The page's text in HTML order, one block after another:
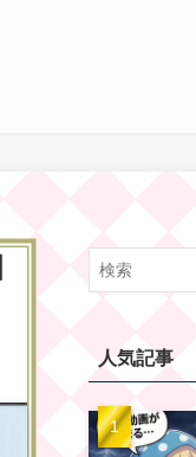
人気記事